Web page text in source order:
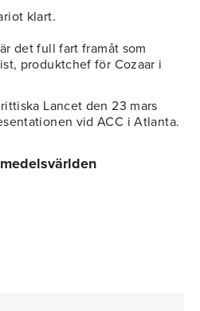
klart.
det full fart framåt som
produktchef för Cozaar i
Lancet den 23 mars
vid ACC i Atlanta.